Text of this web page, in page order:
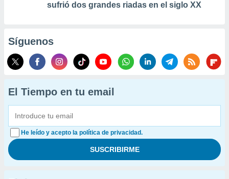
sufrió dos grandes riadas en el siglo XX
Síguenos
El Tiempo en tu email
He leído y acepto la política de privacidad.